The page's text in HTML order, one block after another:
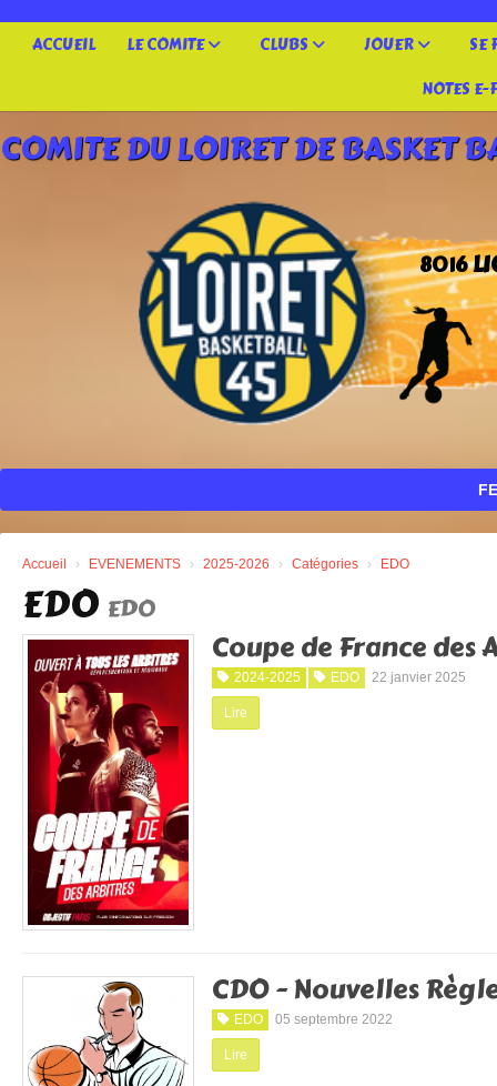
ACCUEIL LE COMITE CLUBS JOUER
SE
NOTES E-
COMITE DU LOIRET DE BASKET
8016
FETE
Accueil EVENEMENTS 2025-2026 Catégories EDO
EDO EDO
Coupe de France des
2024-2025 EDO 22 janvier 2025
Lire
CDO - Nouvelles
EDO 05 septembre 2022
Lire